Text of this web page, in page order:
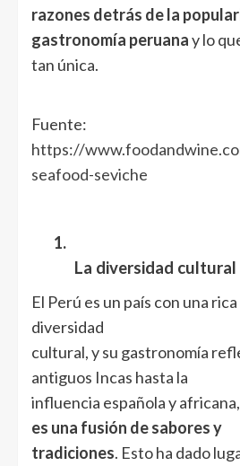
razones detrás de la
gastronomía peruanay lo
tan única.
Fuente:
https://
seafood-seviche
1.
La diversidad cultural
El Perú es un país con una
diversidad
cultural, y su gastronomía
antiguos Incas hasta la
influencia española y africana,
es una fusión de sabores y
tradiciones. Esto ha dado